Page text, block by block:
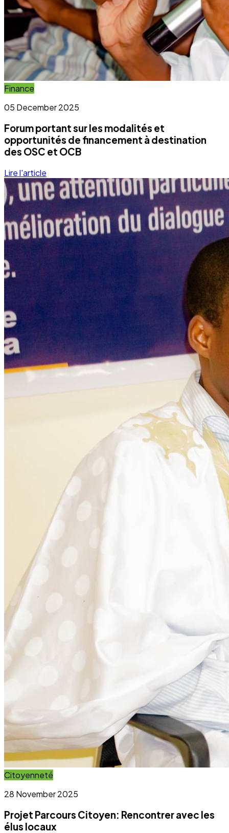
Development
Programmes éducationels
Lire la suite
Notre Quotidien
Activités au cœur des communautés
Nous intervenons sur plusieurs fronts pour assurer un
développement équitable et durable. Découvrez
comment nous agissons chaque jour.
Programmes Éducationels
Activité régulière
Forum de Sensibilisation
Activité régulière
Campagne Sanitaire
Activité régulière
Ateliers communautaires